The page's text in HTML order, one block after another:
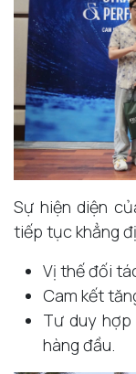
Sự hiện diện
tiếp tục khẳng
Vị thế đối
Cam kết
Tư duy
hàng đầu.